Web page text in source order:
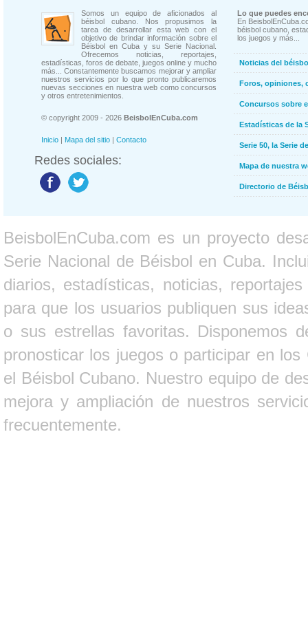
Somos un equipo de aficionados al
béisbol cubano. Nos propusimos la
tarea de desarrollar esta web con el
objetivo de brindar información sobre el
Béisbol en Cuba y su Serie Nacional.
Ofrecemos noticias, reportajes,
estadísticas, foros de debate, juegos online y mucho
más... Constantemente buscamos mejorar y ampliar
nuestros servicios por lo que pronto publicaremos
nuevas secciones en nuestra web como concursos
y otros entretenimientos.
© copyright 2009 - 2026 BeisbolEnCuba.com
Inicio | Mapa del sitio | Contacto
Redes sociales:
Lo que puedes
En
béisbol cubano,
los juegos y más...
Noticias del
Foros, opiniones,
Concursos sobre
Estadísticas de la
Serie 50, la Serie
Mapa de nuestra
Directorio de
BeisbolEnCuba.com es un proyecto
Serie Nacional de Béisbol en Cuba.
diarios, estadísticas, noticias,
para que los usuarios publiquen sus
o sus estrellas favoritas. Disponemos
pronosticar los juegos o participar en
el Béisbol Cubano. Nuestro equipo de
mejora y ampliación de nuestros
frecuentemente.